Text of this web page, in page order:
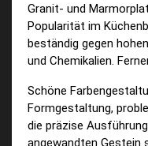
Granit- und
Popularität im
beständig gegen
und Chemikalien.
Schöne
Formgestaltung,
die präzise
angewandten Gestein